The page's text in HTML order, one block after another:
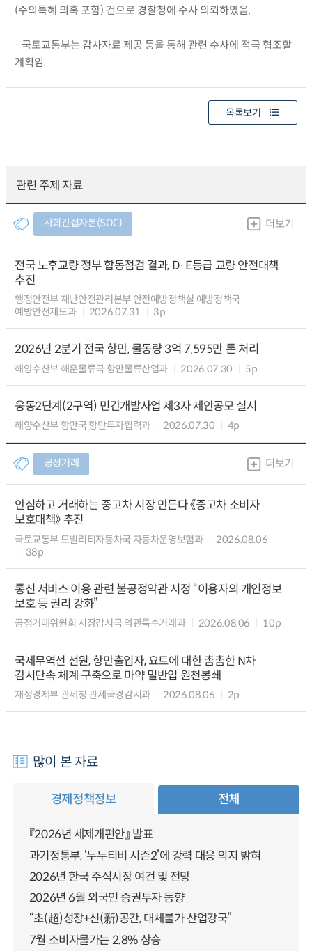
(수의특혜 의혹 포함) 건으로 경찰청에 수사 의뢰하였음.
- 국토교통부는 감사자료 제공 등을 통해 관련 수사에 적극 협조할
계획임.
목록보기
관련 주제 자료
사회간접자본(SOC) 더보기
전국 노후교량 정부 합동점검 결과, D·E등급 교량 안전대책
추진
행정안전부 재난안전관리본부 안전예방정책실 예방정책국
예방안전제도과
2026.07.31 3p
2026년 2분기 전국 항만, 물동량 3억 7,595만 톤 처리
해양수산부 해운물류국 항만물류산업과 2026.07.30 5p
웅동2단계(2구역) 민간개발사업 제3자 제안공모 실시
해양수산부 항만국 항만투자협력과 2026.07.30 4p
공정거래 더보기
안심하고 거래하는 중고차 시장 만든다 《중고차 소비자
보호대책》 추진
국토교통부 모빌리티자동차국 자동차운영보험과
2026.08.06
38p
통신 서비스 이용 관련 불공정약관 시정 “이용자의 개인정보
보호 등 권리 강화”
공정거래위원회 시장감시국 약관특수거래과 2026.08.06 10p
국제무역선 선원, 항만출입자, 요트에 대한 촘촘한 N차
감시단속 체계 구축으로 마약 밀반입 원천봉쇄
재정경제부 관세청 관세국경감시과 2026.08.06 2p
많이 본 자료
경제정책정보 전체
『2026년 세제개편안』 발표
과기정통부, ‘누누티비 시즌2’에 강력 대응 의지 밝혀
2026년 한국 주식시장 여건 및 전망
2026년 6월 외국인 증권투자 동향
“초(超)성장+신(新)공간, 대체불가 산업강국”
7월 소비자물가는 2.8% 상승